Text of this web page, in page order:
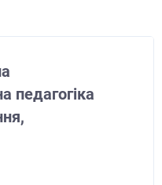
педагогіка